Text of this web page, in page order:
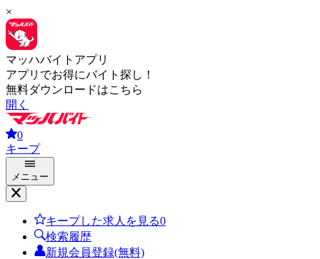
×
マッハバイトアプリ
アプリでお得にバイト探し！
無料ダウンロードはこちら
開く
0
キープ
メニュー
キープした求人を見る0
検索履歴
新規会員登録(無料)